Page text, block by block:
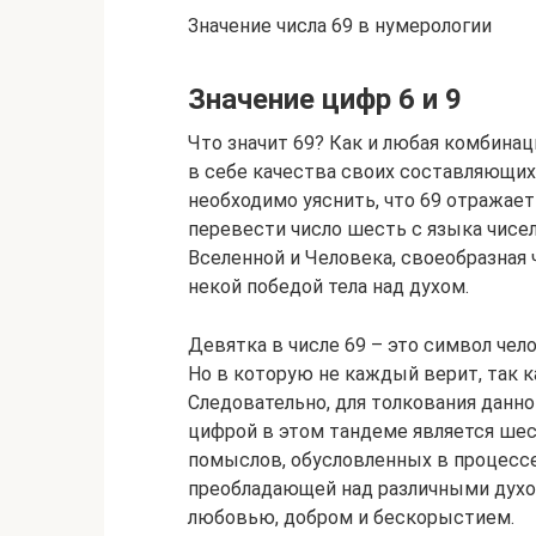
Значение числа 69 в нумерологии
Значение цифр 6 и 9
Что значит 69? Как и любая
в себе качества своих
необходимо уяснить, что 69
перевести число шесть с языка
Вселенной и Человека,
некой победой тела над духом.
Девятка в числе 69 – это символ
Но в которую не каждый верит, так
Следовательно, для толкования
цифрой в этом тандеме является
помыслов, обусловленных в
преобладающей над различными
любовью, добром и бескорыстием.